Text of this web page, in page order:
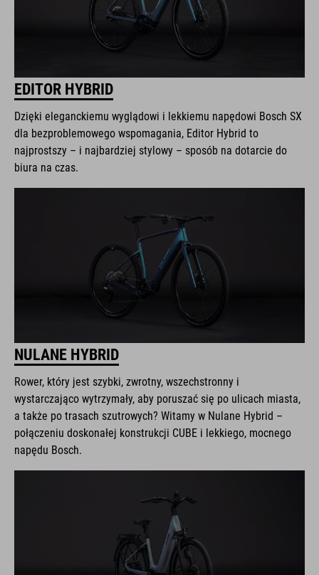
EDITOR HYBRID
Dzięki eleganckiemu wyglądowi i lekkiemu napędowi Bosch SX
dla bezproblemowego wspomagania, Editor Hybrid to
najprostszy – i najbardziej stylowy – sposób na dotarcie do
biura na czas.
NULANE HYBRID
Rower, który jest szybki, zwrotny, wszechstronny i
wystarczająco wytrzymały, aby poruszać się po ulicach miasta,
a także po trasach szutrowych? Witamy w Nulane Hybrid –
połączeniu doskonałej konstrukcji CUBE i lekkiego, mocnego
napędu Bosch.